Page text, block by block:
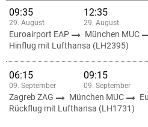
09:35
29. August
12:35
29. August
Euroairport EAP München MUC
Hinflug mit Lufthansa (LH2395)
06:15
09. September
09:15
09. September
Zagreb ZAG München MUC
Rückflug mit Lufthansa (LH1731)